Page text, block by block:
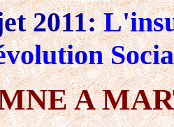
2011:
A